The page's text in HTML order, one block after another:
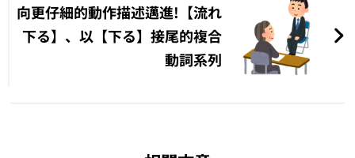
向更仔細的動作描述邁進!【流れ
下る】、以【下る】接尾的複合
動詞系列